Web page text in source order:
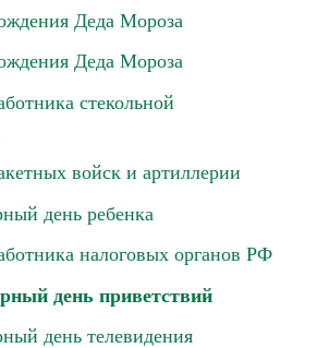
Деда Мороза
Деда Мороза
стекольной
войск и артиллерии
день ребенка
налоговых органов РФ
день приветствий
день телевидения